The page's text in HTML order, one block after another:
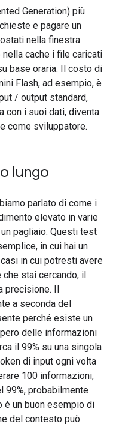
Generation) più
e pagare un
nella finestra
cache i file caricati
base oraria. Il costo di
Flash, ad esempio, è
/ output standard,
con i suoi dati, diventa
come sviluppatore.
lungo
parlato di come i
elevato in varie
pagliaio. Questi test
in cui hai un
in cui potresti avere
stai cercando, il
precisione. Il
a seconda del
perché esiste un
delle informazioni
il 99% su una singola
di input ogni volta
100 informazioni,
99%, probabilmente
è un buon esempio di
del contesto può